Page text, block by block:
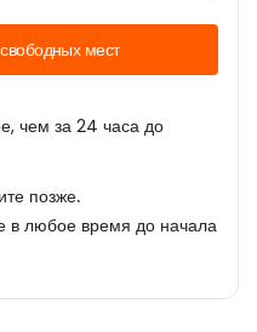
мест
чем за 24 часа до
позже.
в любое время до начала